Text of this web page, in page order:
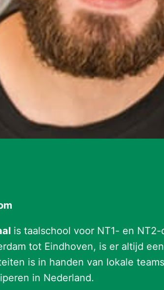
is taalschool voor NT1- en
tot Eindhoven, is er altijd
is in handen van lokale
in Nederland.